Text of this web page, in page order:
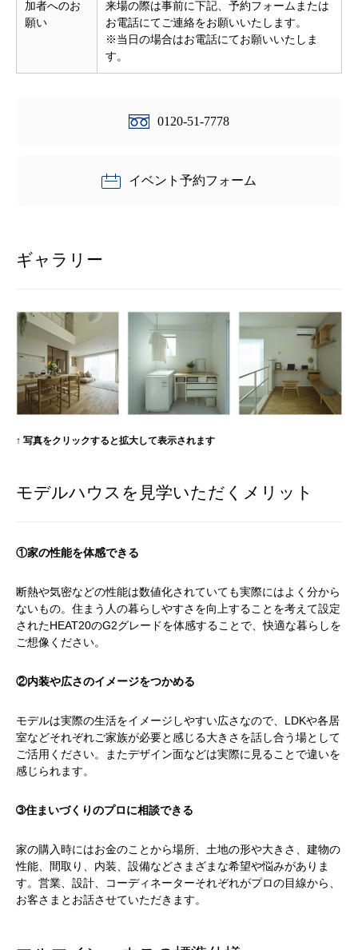
加者へのお
願い
来場の際は事前に下記、予約フォームまたは
お電話にてご連絡をお願いいたします。
※当日の場合はお電話にてお願いいたしま
す。
0120-51-7778
イベント予約フォーム
ギャラリー
↑ 写真をクリックすると拡大して表示されます
モデルハウスを見学いただくメリット
①家の性能を体感できる
断熱や気密などの性能は数値化されていても実際にはよく分から
ないもの。住まう人の暮らしやすさを向上することを考えて設定
されたHEAT20のG2グレードを体感することで、快適な暮らしを
ご想像ください。
②内装や広さのイメージをつかめる
モデルは実際の生活をイメージしやすい広さなので、 LDKや各居
室などそれぞれご家族が必要と感じる大きさを話し合う場として
ご活用ください。またデザイン面などは実際に見ることで違いを
感じられます。
➂住まいづくりのプロに相談できる
家の購入時にはお金のことから場所、土地の形や大きさ、建物の
性能、間取り、内装、設備などさまざまな希望や悩みがありま
す。営業、設計、コーディネーターそれぞれがプロの目線から、
お客さまとお話させていただきます。